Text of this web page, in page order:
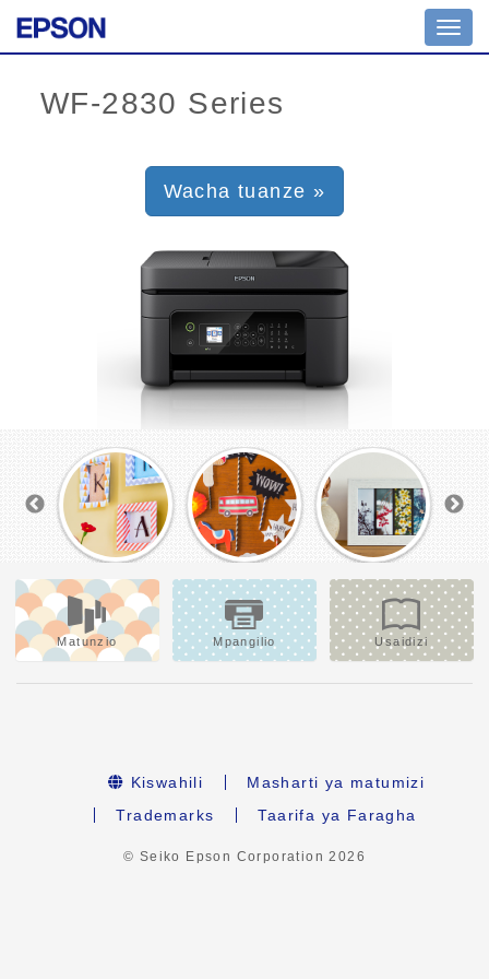
Wacha tuanze »
Matunzio Mpangilio Usaidizi
Kiswahili
Masharti ya matumizi
Trademarks
Taarifa ya Faragha
© Seiko Epson Corporation2026